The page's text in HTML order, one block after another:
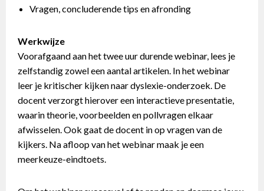
Vragen, concluderende tips en afronding
Werkwijze
Voorafgaand aan het twee uur durende webinar, lees je
zelfstandig zowel een aantal artikelen. In het webinar
leer je kritischer kijken naar dyslexie-onderzoek. De
docent verzorgt hierover een interactieve presentatie,
waarin theorie, voorbeelden en pollvragen elkaar
afwisselen. Ook gaat de docent in op vragen van de
kijkers. Na afloop van het webinar maak je een
meerkeuze-eindtoets.